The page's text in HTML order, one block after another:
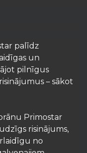
palīdz
un
pilnīgus
– sākot
Primostar
risinājums,
no